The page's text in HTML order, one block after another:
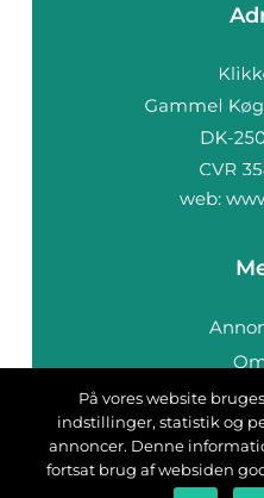
web:
På vores website
indstillinger, statistik og
annoncer. Denne
fortsat brug af websiden